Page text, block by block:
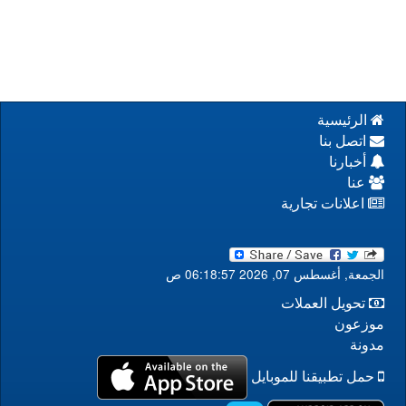
الرئيسية
اتصل بنا
أخبارنا
عنا
اعلانات تجارية
الجمعة, أغسطس 07, 2026 06:18:57 ص
تحويل العملات
موزعون
مدونة
حمل تطبيقنا للموبايل